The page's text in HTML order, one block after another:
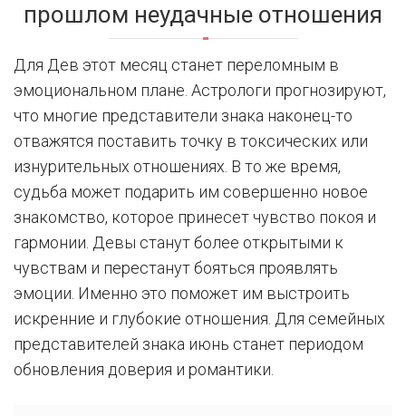
прошлом неудачные отношения
Для Дев этот месяц станет переломным в
эмоциональном плане. Астрологи прогнозируют,
что многие представители знака наконец-то
отважятся поставить точку в токсических или
изнурительных отношениях. В то же время,
судьба может подарить им совершенно новое
знакомство, которое принесет чувство покоя и
гармонии. Девы станут более открытыми к
чувствам и перестанут бояться проявлять
эмоции. Именно это поможет им выстроить
искренние и глубокие отношения. Для семейных
представителей знака июнь станет периодом
обновления доверия и романтики.